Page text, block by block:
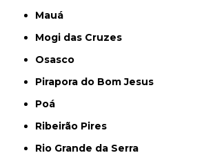
Mauá
Mogi das Cruzes
Osasco
Pirapora do Bom Jesus
Poá
Ribeirão Pires
Rio Grande da Serra